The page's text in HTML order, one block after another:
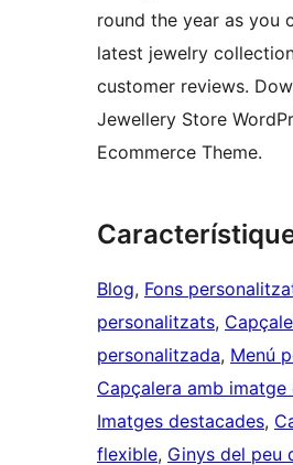
round the year as you
latest jewelry
customer reviews.
Jewellery Store
Ecommerce Theme.
Blog, Fons
personalitzats,
personalitzada, Menú
Capçalera amb imatge
Imatges destacades,
flexible, Ginys del peu